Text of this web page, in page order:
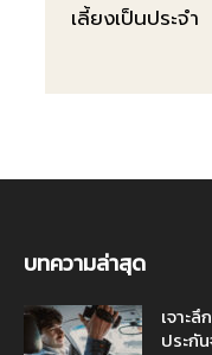
เลี้ยงเป็นประจำ
บทความล่าสุด
เจาะ
ประกั